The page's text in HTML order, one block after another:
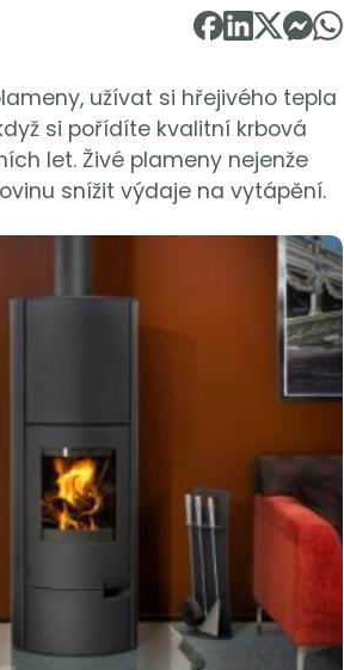
užívat si hřejivého tepla
si pořídíte kvalitní krbová
let. Živé plameny nejenže
snížit výdaje na vytápění.